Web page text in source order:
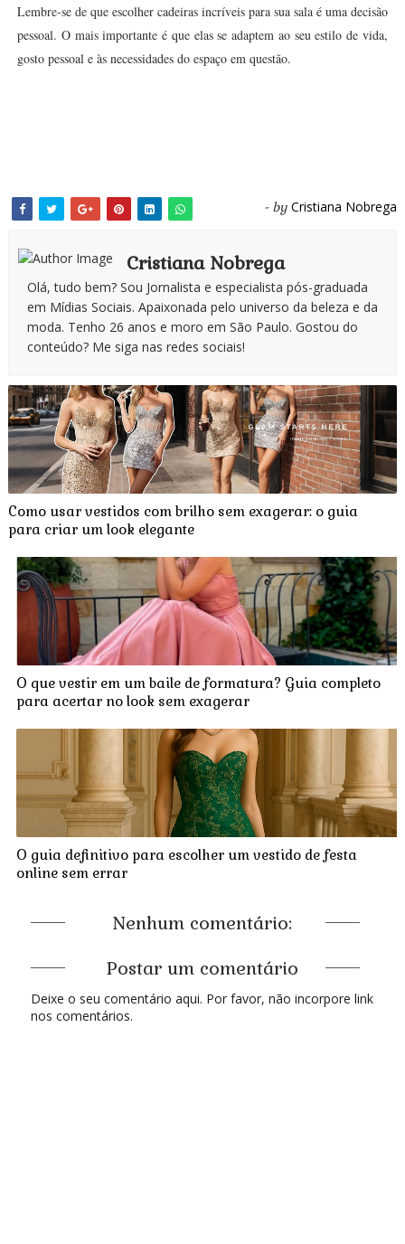
Lembre-se de que escolher cadeiras incríveis para sua sala é uma decisão
pessoal. O mais importante é que elas se adaptem ao seu estilo de vida,
gosto pessoal e às necessidades do espaço em questão.
- by Cristiana Nobrega
Cristiana Nobrega
Olá, tudo bem? Sou Jornalista e especialista pós-graduada
em Mídias Sociais. Apaixonada pelo universo da beleza e da
moda. Tenho 26 anos e moro em São Paulo. Gostou do
conteúdo? Me siga nas redes sociais!
Como usar vestidos com brilho sem exagerar: o guia
para criar um look elegante
O que vestir em um baile de formatura? Guia completo
para acertar no look sem exagerar
O guia definitivo para escolher um vestido de festa
online sem errar
Nenhum comentário:
Postar um comentário
Deixe o seu comentário aqui. Por favor, não incorpore link
nos comentários.